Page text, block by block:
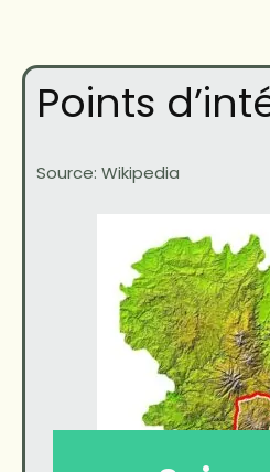
Points
Source: Wikipedia